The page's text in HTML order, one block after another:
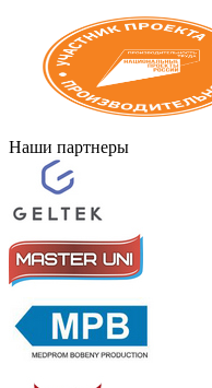
Наши партнеры